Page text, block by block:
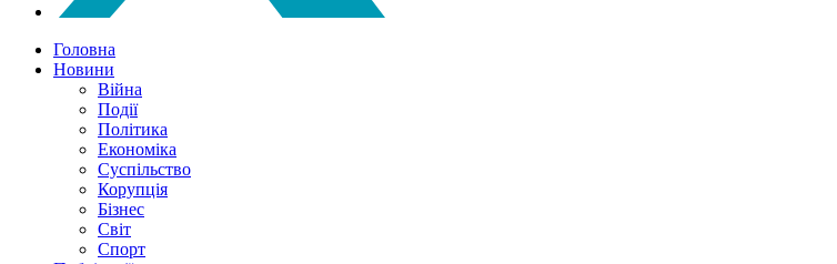
Головна
Новини
Війна
Події
Політика
Економіка
Суспільство
Корупція
Бізнес
Світ
Спорт